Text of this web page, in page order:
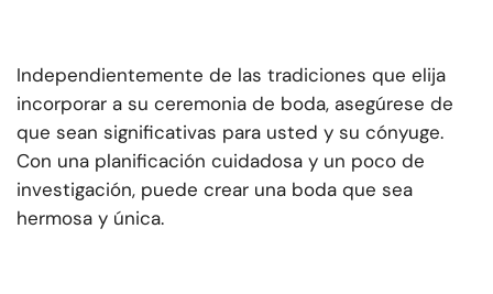
Independientemente de las tradiciones que elija
incorporar a su ceremonia de boda, asegúrese de
que sean significativas para usted y su cónyuge.
Con una planificación cuidadosa y un poco de
investigación, puede crear una boda que sea
hermosa y única.